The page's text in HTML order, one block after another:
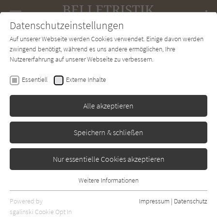
SUCHE Forum Charts Newsletter
Jodi Picoult
Ein Lied für meine Tochter
Erschienen: Januar 2012 Bibliogr. Angaben
Datenschutzeinstellungen
Auf unserer Webseite werden Cookies verwendet. Einige davon werden
zwingend benötigt, während es uns andere ermöglichen, Ihre
Nutzererfahrung auf unserer Webseite zu verbessern.
Essentiell Externe Inhalte
Alle akzeptieren
Speichern & schließen
Nur essentielle Cookies akzeptieren
Essentielle Cookies werden für grundlegende Funktionen der
Webseite benötigt. Dadurch ist gewährleistet, dass die Webseite
Weitere Informationen
Powered by
sgalinski Cookie Opt In
Impressum | Datenschutz